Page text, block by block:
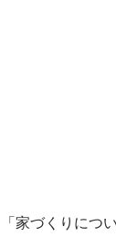
「家づくりにつ